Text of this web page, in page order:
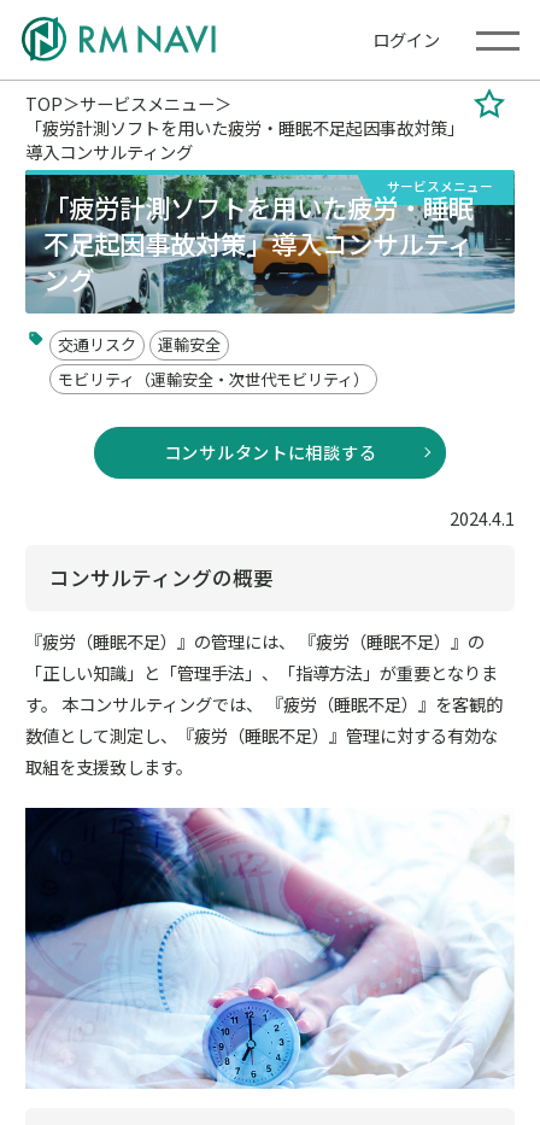
ログイン
TOP
サービスメニュー
「疲労計測ソフトを用いた疲労・睡眠不足起因事故対策」
導入コンサルティング
サービスメニュー
「疲労計測ソフトを用いた疲労・睡眠
不足起因事故対策」導入コンサルティ
ング
交通リスク
運輸安全
モビリティ（運輸安全・次世代モビリティ）
コンサルタントに相談する
2024.4.1
コンサルティングの概要
『疲労（睡眠不足）』の管理には、 『疲労（睡眠不足）』の
「正しい知識」と「管理手法」、「指導方法」が重要となりま
す。 本コンサルティングでは、 『疲労（睡眠不足）』を客観的
数値として測定し、『疲労（睡眠不足）』管理に対する有効な
取組を支援致します。